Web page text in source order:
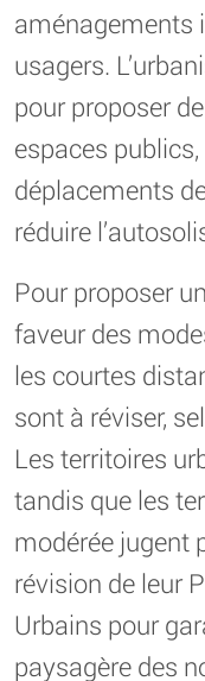
aménagements
usagers.
pour proposer
espaces
déplacements
réduire
Pour proposer
faveur des
les courtes
sont à réviser,
Les territoires
tandis que les
modérée jugent
révision de leur
Urbains pour
paysagère des